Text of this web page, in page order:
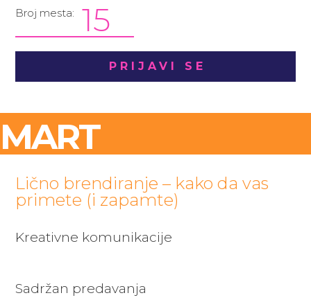
Broj mesta: 15
PRIJAVI SE
MART
Lično brendiranje – kako da vas
primete (i zapamte)
Kreativne komunikacije
Sadržan predavanja